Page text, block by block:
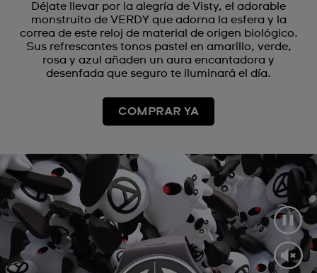
Déjate llevar por la alegría de Visty, el adorable
monstruito de VERDY que adorna la esfera y la
correa de este reloj de material de origen biológico.
Sus refrescantes tonos pastel en amarillo, verde,
rosa y azul añaden un aura encantadora y
desenfada que seguro te iluminará el día.
COMPRAR YA